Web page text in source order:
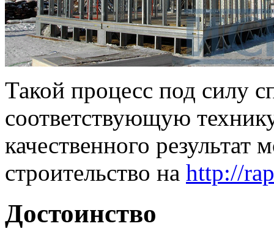
Такой процесс под силу
соответствующую
качественного результат
строительство на http://
Достоинство